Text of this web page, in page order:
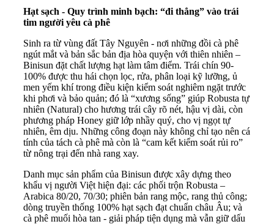
Hạt sạch - Quy trình minh bạch: “đi thẳng” vào trái
tim người yêu cà phê
Sinh ra từ vùng đất Tây Nguyên - nơi những đồi cà phê
ngút mắt và bản sắc bản địa hòa quyện với thiên nhiên –
Binisun đặt chất lượng hạt làm tâm điểm. Trái chín 90-
100% được thu hái chọn lọc, rửa, phân loại kỹ lưỡng, ủ
men yếm khí trong điều kiện kiểm soát nghiêm ngặt trước
khi phơi và bảo quản; đó là “xương sống” giúp Robusta tự
nhiên (Natural) cho hương trái cây rõ nét, hậu vị dài, còn
phương pháp Honey giữ lớp nhầy quý, cho vị ngọt tự
nhiên, êm dịu. Những công đoạn này không chỉ tạo nên cá
tính của tách cà phê mà còn là “cam kết kiểm soát rủi ro”
từ nông trại đến nhà rang xay.
Danh mục sản phẩm của Binisun được xây dựng theo
khẩu vị người Việt hiện đại: các phối trộn Robusta –
Arabica 80/20, 70/30; phiên bản rang mộc, rang thủ công;
dòng truyền thống 100% hạt sạch đạt chuẩn châu Âu; và
cà phê muối hòa tan - giải pháp tiện dụng mà vẫn giữ dấu